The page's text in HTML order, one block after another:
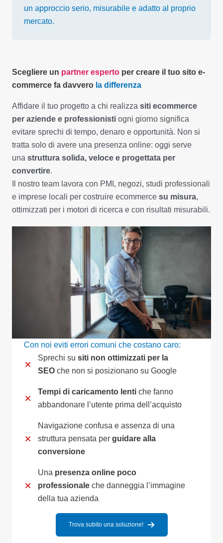
un approccio serio, misurabile e adatto al proprio
mercato.
Scegliere un partner esperto per creare il tuo sito e-
commerce fa davvero la differenza
Affidare il tuo progetto a chi realizza siti ecommerce
per aziende e professionisti ogni giorno significa
evitare sprechi di tempo, denaro e opportunità. Non si
tratta solo di avere una presenza online: oggi serve
una struttura solida, veloce e progettata per
convertire.
Il nostro team lavora con PMI, negozi, studi professionali
e imprese locali per costruire ecommerce su misura,
ottimizzati per i motori di ricerca e con risultati misurabili.
Con noi eviti errori comuni che costano caro:
Sprechi su siti non ottimizzati per la
SEO che non si posizionano su Google
Tempi di caricamento lenti che fanno
abbandonare l’utente prima dell’acquisto
Navigazione confusa e assenza di una
struttura pensata per guidare alla
conversione
Una presenza online poco
professionale che danneggia l’immagine
della tua azienda
Trova subito una soluzione!